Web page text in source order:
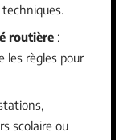
routière :
les règles pour
scolaire ou